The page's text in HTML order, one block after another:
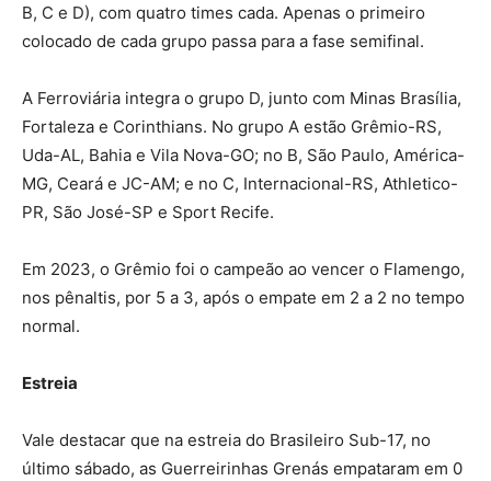
B, C e D), com quatro times cada. Apenas o primeiro
colocado de cada grupo passa para a fase semifinal.
A Ferroviária integra o grupo D, junto com Minas Brasília,
Fortaleza e Corinthians. No grupo A estão Grêmio-RS,
Uda-AL, Bahia e Vila Nova-GO; no B, São Paulo, América-
MG, Ceará e JC-AM; e no C, Internacional-RS, Athletico-
PR, São José-SP e Sport Recife.
Em 2023, o Grêmio foi o campeão ao vencer o Flamengo,
nos pênaltis, por 5 a 3, após o empate em 2 a 2 no tempo
normal.
Estreia
Vale destacar que na estreia do Brasileiro Sub-17, no
último sábado, as Guerreirinhas Grenás empataram em 0